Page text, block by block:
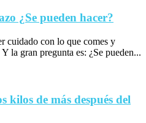
¿Se pueden hacer?
cuidado con lo que comes y
la gran pregunta es: ¿Se pueden...
kilos de más después del